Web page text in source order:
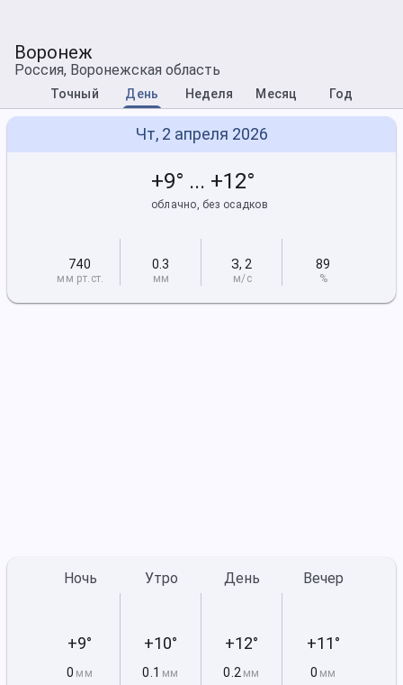
Воронеж
Россия, Воронежская область
Точный День Неделя Месяц Год
Чт, 2 апреля 2026
+9° ... +12°
облачно, без осадков
740
мм рт.ст.
0.3
мм
З, 2
м/с
89
%
Ночь
+9°
0 мм
Утро
+10°
0.1 мм
День
+12°
0.2 мм
Вечер
+11°
0 мм